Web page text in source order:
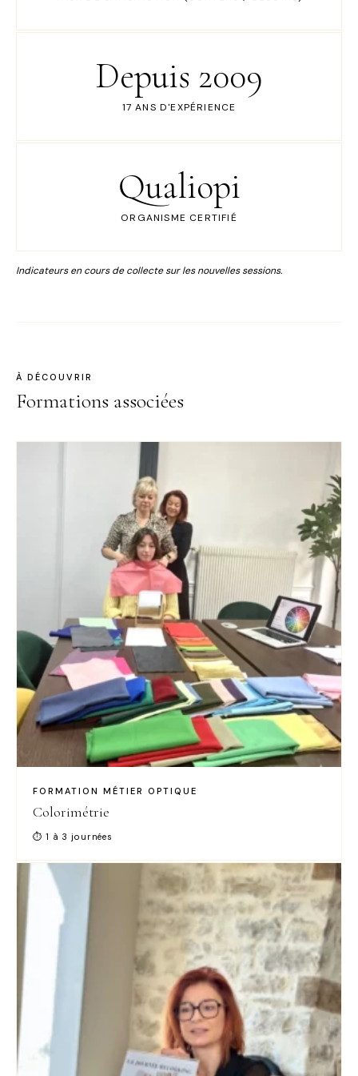
Depuis 2009
17 ANS D'EXPÉRIENCE
Qualiopi
ORGANISME CERTIFIÉ
Indicateurs en cours de collecte sur les nouvelles sessions.
À DÉCOUVRIR
Formations associées
FORMATION MÉTIER OPTIQUE
Colorimétrie
⏱ 1 à 3 journées